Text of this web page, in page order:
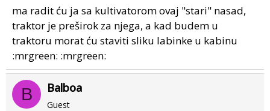
ma radit ću ja sa kultivatorom ovaj "stari" nasad,
traktor je preširok za njega, a kad budem u
traktoru morat ću staviti sliku labinke u kabinu
:mrgreen: :mrgreen:
B Balboa
Guest